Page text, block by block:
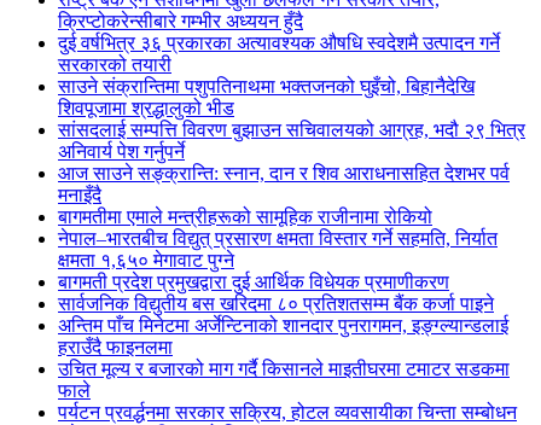
क्रिप्टोकरेन्सीबारे गम्भीर अध्ययन हुँदै
दुई वर्षभित्र ३६ प्रकारका अत्यावश्यक औषधि स्वदेशमै उत्पादन गर्ने
सरकारको तयारी
साउने संक्रान्तिमा पशुपतिनाथमा भक्तजनको घुइँचो, बिहानैदेखि
शिवपूजामा श्रद्धालुको भीड
सांसदलाई सम्पत्ति विवरण बुझाउन सचिवालयको आग्रह, भदौ २९ भित्र
अनिवार्य पेश गर्नुपर्ने
आज साउने सङ्क्रान्ति: स्नान, दान र शिव आराधनासहित देशभर पर्व
मनाइँदै
बागमतीमा एमाले मन्त्रीहरूको सामूहिक राजीनामा रोकियो
नेपाल–भारतबीच विद्युत् प्रसारण क्षमता विस्तार गर्ने सहमति, निर्यात
क्षमता १,६५० मेगावाट पुग्ने
बागमती प्रदेश प्रमुखद्वारा दुई आर्थिक विधेयक प्रमाणीकरण
सार्वजनिक विद्युतीय बस खरिदमा ८० प्रतिशतसम्म बैंक कर्जा पाइने
अन्तिम पाँच मिनेटमा अर्जेन्टिनाको शानदार पुनरागमन, इङ्ग्ल्यान्डलाई
हराउँदै फाइनलमा
उचित मूल्य र बजारको माग गर्दै किसानले माइतीघरमा टमाटर सडकमा
फाले
पर्यटन प्रवर्द्धनमा सरकार सक्रिय, होटल व्यवसायीका चिन्ता सम्बोधन